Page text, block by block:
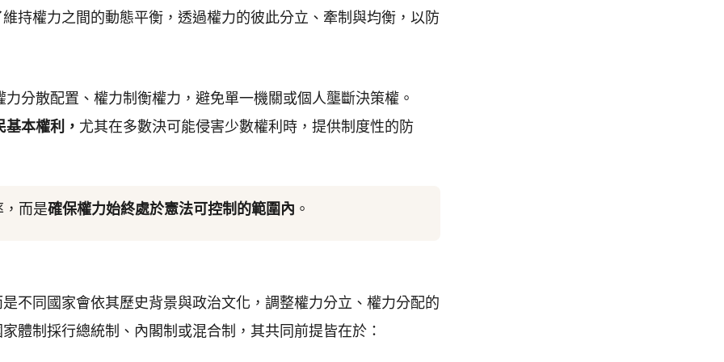
持權力之間的動態平衡，透過權力的彼此分立、牽制與均衡，以防
力分散配置、權力制衡權力，避免單一機關或個人壟斷決策權。
本權利， 尤其在多數決可能侵害少數權利時，提供制度性的防
而是確保權力始終處於憲法可控制的範圍內 。
不同國家會依其歷史背景與政治文化，調整權力分立、權力分配的
體制採行總統制、內閣制或混合制，其共同前提皆在於：